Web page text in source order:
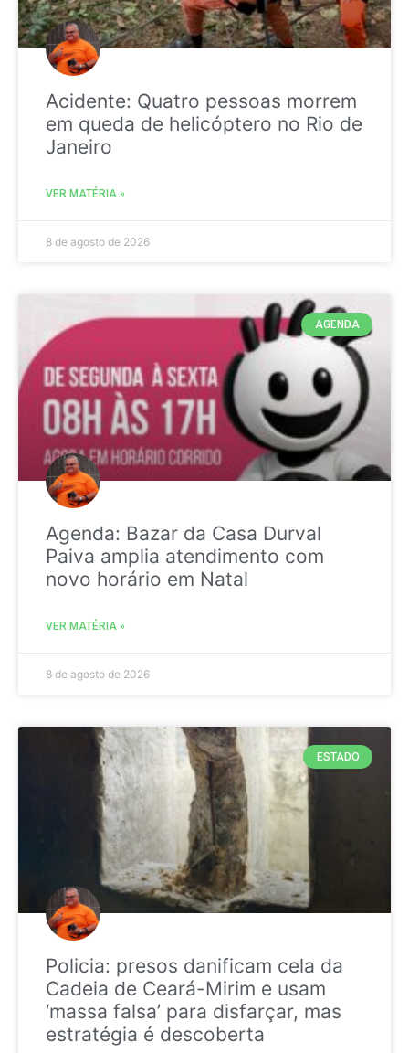
Acidente: Quatro pessoas morrem
em queda de helicóptero no Rio de
Janeiro
VER MATÉRIA »
8 de agosto de 2026
AGENDA
Agenda: Bazar da Casa Durval
Paiva amplia atendimento com
novo horário em Natal
VER MATÉRIA »
8 de agosto de 2026
ESTADO
Policia: presos danificam cela da
Cadeia de Ceará-Mirim e usam
‘massa falsa’ para disfarçar, mas
estratégia é descoberta